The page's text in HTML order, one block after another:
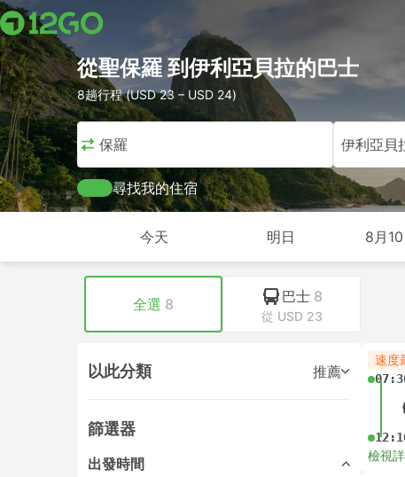
從聖保羅 到伊利亞貝拉的巴士
8趟行程 (USD 23 – USD 24)
聖保羅 伊利亞貝
尋找我的住宿
今天 明日 8月
全選 8 巴士 8
從 USD 23
以此分類 推薦
篩選器
出發時間
速度
檢視